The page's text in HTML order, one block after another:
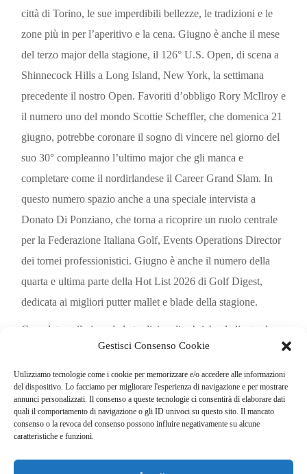
Gestisci Consenso Cookie
Utilizziamo tecnologie come i cookie per memorizzare e/o accedere alle informazioni
del dispositivo. Lo facciamo per migliorare l'esperienza di navigazione e per mostrare
annunci personalizzati. Il consenso a queste tecnologie ci consentirà di elaborare dati
quali il comportamento di navigazione o gli ID univoci su questo sito. Il mancato
consenso o la revoca del consenso possono influire negativamente su alcune
caratteristiche e funzioni.
città di Torino, le sue imperdibili bellezze, le tradizioni e le
zone più in per l’aperitivo e la cena. Giugno è anche il mese
del terzo major della stagione, il 126° U.S. Open, di scena a
Shinnecock Hills a Long Island, New York, la settimana
precedente il nostro Open. Favoriti d’obbligo Rory McIlroy e
il numero uno del mondo Scottie Scheffler, che domenica 21
giugno, potrebbe coronare il sogno di vincere nel giorno del
suo 30° compleanno l’ultimo major che gli manca e
completare come il nordirlandese il Career Grand Slam. In
questo numero spazio anche a una speciale intervista a
Donato Di Ponziano, che torna a ricoprire un ruolo centrale
per la Federazione Italiana Golf, Events Operations Director
dei tornei professionistici. Giugno è anche il numero della
quarta e ultima parte della Hot List 2026 di Golf Digest,
dedicata ai migliori putter mallet e blade della stagione.
Completano il giornale le tradizionali rubriche dedicate al
turismo golfistico, alla moda, alle associazioni partner di Golf
& Turismo e ai grandi sponsor. Buona lettura e vi aspettiamo
tutti all’Open d’Italia al Circolo Golf Torino!